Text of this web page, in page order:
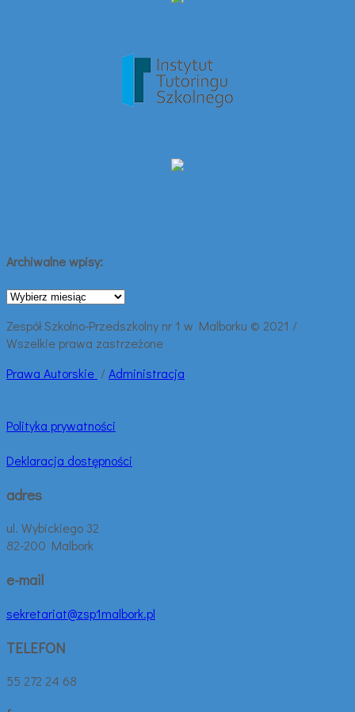
Archiwalne wpisy:
Archiwalne
Zespół Szkolno-Przedszkolny nr 1 w Malborku © 2021 /
Wszelkie prawa zastrzeżone
Prawa Autorskie /Administracja
Polityka prywatności
Deklaracja dostępności
adres
ul. Wybickiego 32
82-200 Malbork
e-mail
sekretariat@zsp1malbork.pl
TELEFON
55 272 24 68